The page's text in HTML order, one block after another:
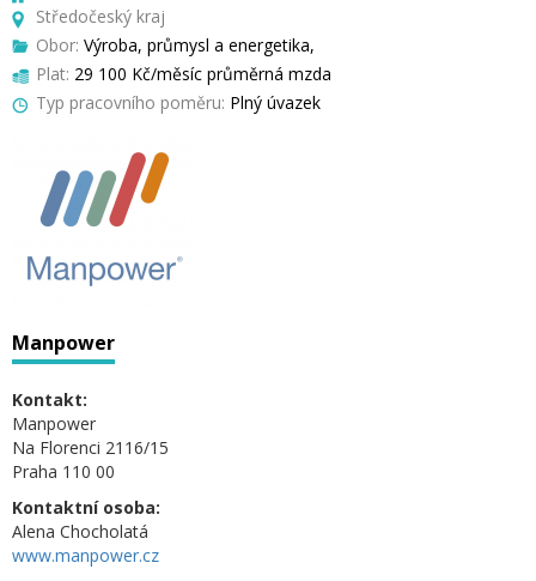
Středočeský kraj
Obor: Výroba, průmysl a energetika,
Plat: 29 100 Kč/měsíc průměrná mzda
Typ pracovního poměru: Plný úvazek
Manpower
Kontakt:
Manpower
Na Florenci 2116/15
Praha 110 00
Kontaktní osoba:
Alena Chocholatá
www.manpower.cz